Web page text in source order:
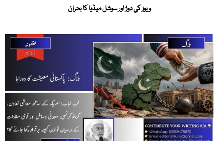
ویوز کی دوڑ اور سوشل میڈیا کا بحران